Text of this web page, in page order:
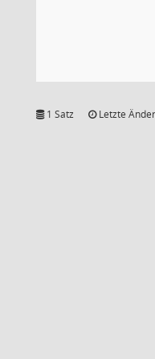
1 Satz Letzte